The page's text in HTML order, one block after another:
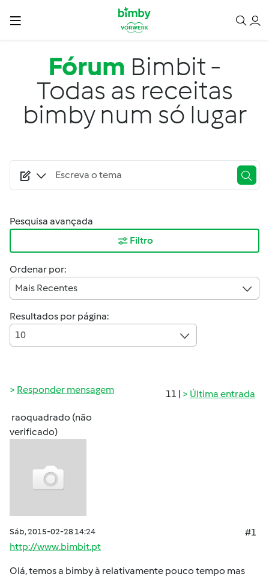
Passar para o conteúdo principal
Fórum Bimbit -
Todas as receitas
bimby num só lugar
Pesquisa avançada
Filtro
Ordenar por:
Mais Recentes
Resultados por página:
10
11 | Última entrada
Responder mensagem
raoquadrado (não
verificado)
Sáb, 2015-02-28 14:24
#1
http://www.bimbit.pt
Olá, temos a bimby à relativamente pouco tempo mas